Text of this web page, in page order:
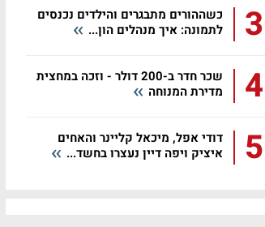
3
כשההורים מתבגרים והילדים נכנסים
לתמונה: איך מנהלים הון...
4
שכר חדר ב-200 דולר - וזכה במחצית
מדירת המנוחה
5
דודי אפל, מיכאל קליינר והאחים
איציק ויפה דיין נעצרו בחשד...